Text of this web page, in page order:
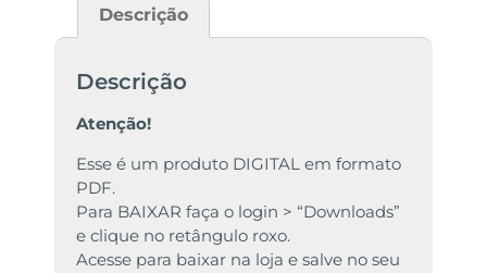
Descrição
Descrição
Atenção!
Esse é um produto DIGITAL em formato
PDF.
Para BAIXAR faça o login > “Downloads”
e clique no retângulo roxo.
Acesse para baixar na loja e salve no seu